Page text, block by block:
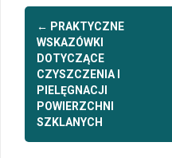
Post
navigation
← PRAKTYCZNE
WSKAZÓWKI
DOTYCZĄCE
CZYSZCZENIA I
PIELĘGNACJI
POWIERZCHNI
SZKLANYCH